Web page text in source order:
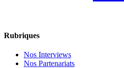
Rubriques
Nos Interviews
Nos Partenariats